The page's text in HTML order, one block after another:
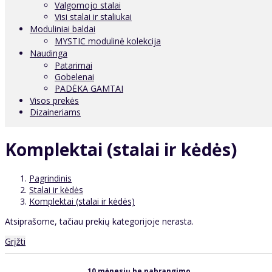
Valgomojo stalai
Visi stalai ir staliukai
Moduliniai baldai
MYSTIC modulinė kolekcija
Naudinga
Patarimai
Gobelenai
PADĖKA GAMTAI
Visos prekės
Dizaineriams
Komplektai (stalai ir kėdės)
Pagrindinis
Stalai ir kėdės
Komplektai (stalai ir kėdės)
Atsiprašome, tačiau prekių kategorijoje nerasta.
Grįžti